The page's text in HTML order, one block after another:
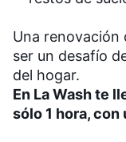
Una renovación
ser un desafío
del hogar.
En La Wash te
sólo 1 hora,